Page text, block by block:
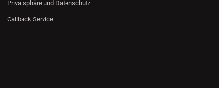
Privatsphäre und Datenschutz
Callback Service